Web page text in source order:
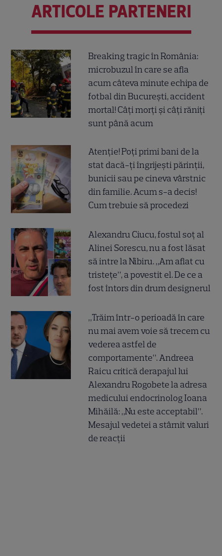
ARTICOLE PARTENERI
Breaking tragic în România:
microbuzul în care se afla
acum câteva minute echipa de
fotbal din București, accident
mortal! Câți morți și câți răniți
sunt până acum
Atenție! Poți primi bani de la
stat dacă-ți îngrijești părinții,
bunicii sau pe cineva vârstnic
din familie. Acum s-a decis!
Cum trebuie să procedezi
Alexandru Ciucu, fostul soț al
Alinei Sorescu, nu a fost lăsat
să intre la Nibiru. „Am aflat cu
tristețe”, a povestit el. De ce a
fost întors din drum designerul
„Trăim într-o perioadă în care
nu mai avem voie să trecem cu
vederea astfel de
comportamente”. Andreea
Raicu critică derapajul lui
Alexandru Rogobete la adresa
medicului endocrinolog Ioana
Mihăilă: „Nu este acceptabil”.
Mesajul vedetei a stârnit valuri
de reacții